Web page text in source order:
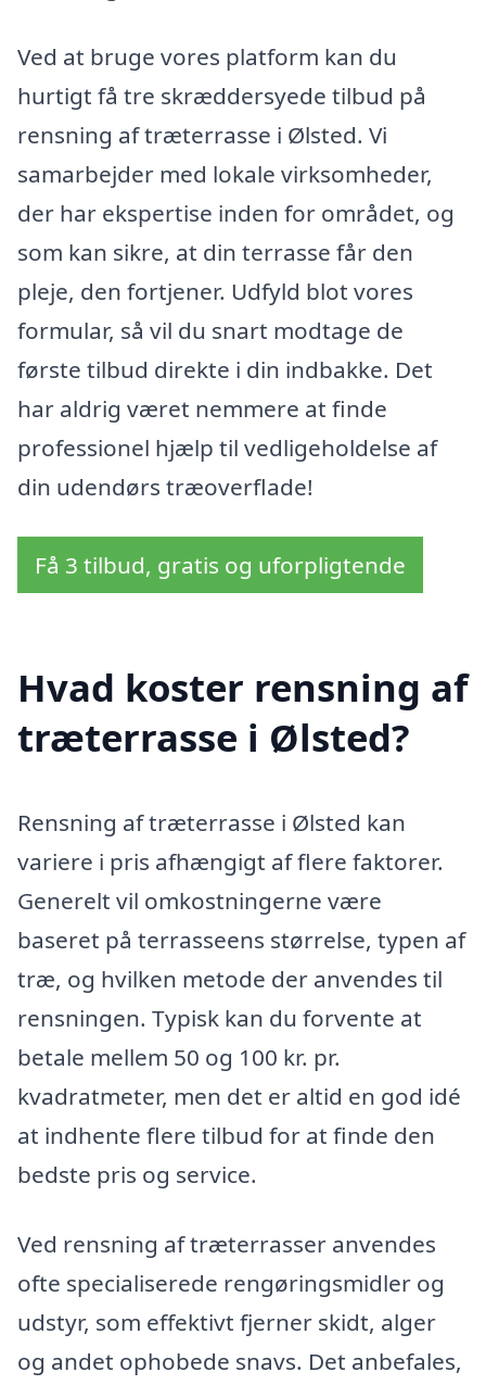
Ved at bruge vores platform kan du
hurtigt få tre skræddersyede tilbud på
rensning af træterrasse i Ølsted. Vi
samarbejder med lokale virksomheder,
der har ekspertise inden for området, og
som kan sikre, at din terrasse får den
pleje, den fortjener. Udfyld blot vores
formular, så vil du snart modtage de
første tilbud direkte i din indbakke. Det
har aldrig været nemmere at finde
professionel hjælp til vedligeholdelse af
din udendørs træoverflade!
Få 3 tilbud, gratis og uforpligtende
Hvad koster rensning af
træterrasse i Ølsted?
Rensning af træterrasse i Ølsted kan
variere i pris afhængigt af flere faktorer.
Generelt vil omkostningerne være
baseret på terrasseens størrelse, typen af
træ, og hvilken metode der anvendes til
rensningen. Typisk kan du forvente at
betale mellem 50 og 100 kr. pr.
kvadratmeter, men det er altid en god idé
at indhente flere tilbud for at finde den
bedste pris og service.
Ved rensning af træterrasser anvendes
ofte specialiserede rengøringsmidler og
udstyr, som effektivt fjerner skidt, alger
og andet ophobede snavs. Det anbefales,